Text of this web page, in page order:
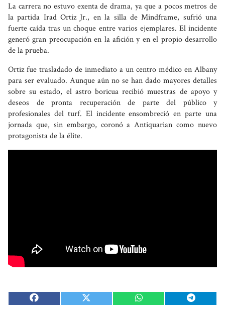
La carrera no estuvo exenta de drama, ya que a pocos metros de
la partida Irad Ortiz Jr., en la silla de Mindframe, sufrió una
fuerte caída tras un choque entre varios ejemplares. El incidente
generó gran preocupación en la afición y en el propio desarrollo
de la prueba.
Ortiz fue trasladado de inmediato a un centro médico en Albany
para ser evaluado. Aunque aún no se han dado mayores detalles
sobre su estado, el astro boricua recibió muestras de apoyo y
deseos de pronta recuperación de parte del público y
profesionales del turf. El incidente ensombreció en parte una
jornada que, sin embargo, coronó a Antiquarian como nuevo
protagonista de la élite.